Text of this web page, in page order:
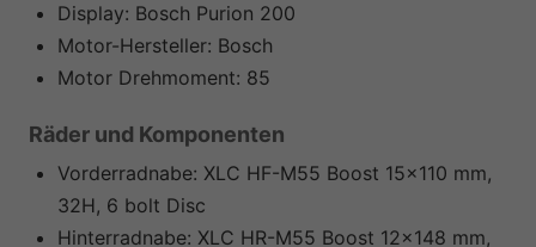
Display: Bosch Purion 200
Motor-Hersteller: Bosch
Motor Drehmoment: 85
Räder und Komponenten
Vorderradnabe: XLC HF-M55 Boost 15x110 mm,
32H, 6 bolt Disc
Hinterradnabe: XLC HR-M55 Boost 12x148 mm,